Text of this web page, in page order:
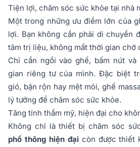
Tiện lợi, chăm sóc sức khỏe tại nhà
Một trong những ưu điểm lớn của
lợi. Bạn không cần phải di chuyển
tâm trị liệu, không mất thời gian chờ
Chỉ cần ngồi vào ghế, bấm nút
gian riêng tư của mình. Đặc biệt
gió, bận rộn hay mệt mỏi, ghế
lý tưởng để chăm sóc sức khỏe.
Tăng tính thẩm mỹ, hiện đại cho
Không chỉ là thiết bị chăm sóc
phổ thông hiện đạicòn được thiết